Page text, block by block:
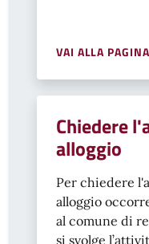
VAI ALLA PAGINA
Chiedere
alloggio
Per chiedere
alloggio
al comune di
si svolge